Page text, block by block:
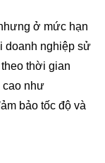
ở mức hạn
doanh nghiệp sử
thời gian
cao như
bảo tốc độ và